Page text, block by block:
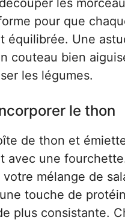
les
pour que
équilibrée. Une
couteau bien
les légumes.
le thon
de thon et
avec une
mélange de
touche de
plus consistante.